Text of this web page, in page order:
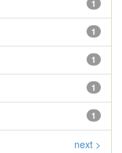
1
1
1
1
1
next >